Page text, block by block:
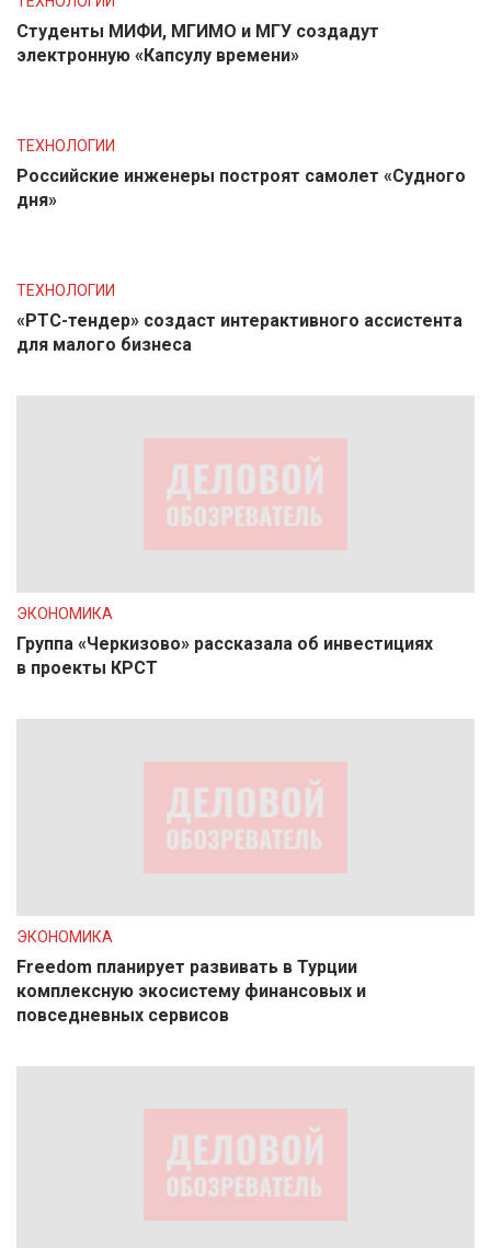
Студенты МИФИ, МГИМО и МГУ создадут
электронную «Капсулу времени»
ТЕХНОЛОГИИ
Российские инженеры построят самолет «Судного
дня»
ТЕХНОЛОГИИ
«РТС-тендер» создаст интерактивного ассистента
для малого бизнеса
ЭКОНОМИКА
Группа «Черкизово» рассказала об инвестициях
в проекты КРСТ
ЭКОНОМИКА
Freedom планирует развивать в Турции
комплексную экосистему финансовых и
повседневных сервисов